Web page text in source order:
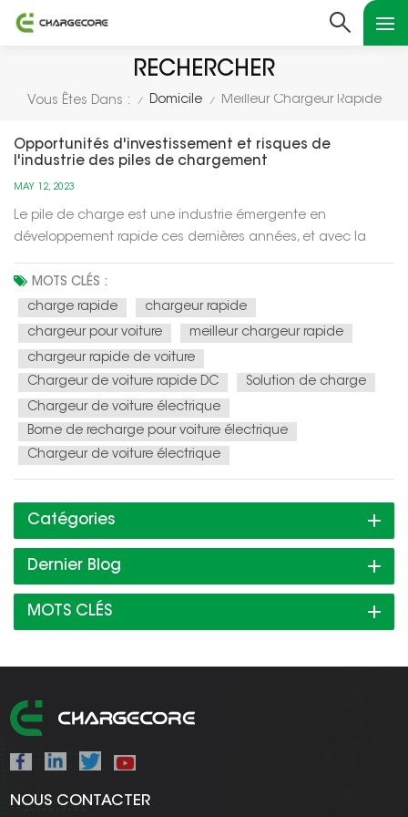
RECHERCHER
Vous Êtes Dans : / Domicile / Meilleur Chargeur Rapide
Opportunités d'investissement et risques de
l'industrie des piles de chargement
MAY 12, 2023
Le pile de charge est une industrie émergente en
développement rapide ces dernières années, et avec la
des piles de recharge est considérée comme un «océan
bleu» à l'avenir. Voici quelques opportunités et risques
d'investissement dans l'indus...
MOTS CLÉS :
charge rapide
chargeur rapide
chargeur pour voiture
meilleur chargeur rapide
chargeur rapide de voiture
Chargeur de voiture rapide DC
Solution de charge
Chargeur de voiture électrique
Borne de recharge pour voiture électrique
Chargeur de voiture électrique
Catégories
Dernier Blog
MOTS CLÉS
NOUS CONTACTER